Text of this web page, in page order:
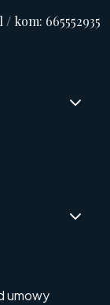
kom: 665552935
umowy